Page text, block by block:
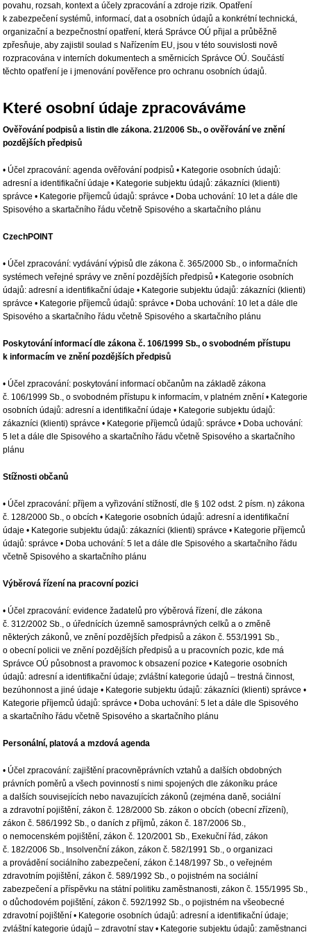
povahu, rozsah, kontext a účely zpracování a zdroje rizik. Opatření
k zabezpečení systémů, informací, dat a osobních údajů a konkrétní technická,
organizační a bezpečnostní opatření, která Správce OÚ přijal a průběžně
zpřesňuje, aby zajistil soulad s Nařízením EU, jsou v této souvislosti nově
rozpracována v interních dokumentech a směrnicích Správce OÚ. Součástí
těchto opatření je i jmenování pověřence pro ochranu osobních údajů.
Které osobní údaje zpracováváme
Ověřování podpisů a listin dle zákona. 21/2006 Sb., o ověřování ve znění
pozdějších předpisů
• Účel zpracování: agenda ověřování podpisů • Kategorie osobních údajů:
adresní a identifikační údaje • Kategorie subjektu údajů: zákazníci (klienti)
správce • Kategorie příjemců údajů: správce • Doba uchování: 10 let a dále dle
Spisového a skartačního řádu včetně Spisového a skartačního plánu
CzechPOINT
• Účel zpracování: vydávání výpisů dle zákona č. 365/2000 Sb., o informačních
systémech veřejné správy ve znění pozdějších předpisů • Kategorie osobních
údajů: adresní a identifikační údaje • Kategorie subjektu údajů: zákazníci (klienti)
správce • Kategorie příjemců údajů: správce • Doba uchování: 10 let a dále dle
Spisového a skartačního řádu včetně Spisového a skartačního plánu
Poskytování informací dle zákona č. 106/1999 Sb., o svobodném přístupu
k informacím ve znění pozdějších předpisů
• Účel zpracování: poskytování informací občanům na základě zákona
č. 106/1999 Sb., o svobodném přístupu k informacím, v platném znění • Kategorie
osobních údajů: adresní a identifikační údaje • Kategorie subjektu údajů:
zákazníci (klienti) správce • Kategorie příjemců údajů: správce • Doba uchování:
5 let a dále dle Spisového a skartačního řádu včetně Spisového a skartačního
plánu
Stížnosti občanů
• Účel zpracování: příjem a vyřizování stížností, dle § 102 odst. 2 písm. n) zákona
č. 128/2000 Sb., o obcích • Kategorie osobních údajů: adresní a identifikační
údaje • Kategorie subjektu údajů: zákazníci (klienti) správce • Kategorie příjemců
údajů: správce • Doba uchování: 5 let a dále dle Spisového a skartačního řádu
včetně Spisového a skartačního plánu
Výběrová řízení na pracovní pozici
• Účel zpracování: evidence žadatelů pro výběrová řízení, dle zákona
č. 312/2002 Sb., o úřednících územně samosprávných celků a o změně
některých zákonů, ve znění pozdějších předpisů a zákon č. 553/1991 Sb.,
o obecní policii ve znění pozdějších předpisů a u pracovních pozic, kde má
Správce OÚ působnost a pravomoc k obsazení pozice • Kategorie osobních
údajů: adresní a identifikační údaje; zvláštní kategorie údajů – trestná činnost,
bezúhonnost a jiné údaje • Kategorie subjektu údajů: zákazníci (klienti) správce •
Kategorie příjemců údajů: správce • Doba uchování: 5 let a dále dle Spisového
a skartačního řádu včetně Spisového a skartačního plánu
Personální, platová a mzdová agenda
• Účel zpracování: zajištění pracovněprávních vztahů a dalších obdobných
právních poměrů a všech povinností s nimi spojených dle zákoníku práce
a dalších souvisejících nebo navazujících zákonů (zejména daně, sociální
a zdravotní pojištění, zákon č. 128/2000 Sb. zákon o obcích (obecní zřízení),
zákon č. 586/1992 Sb., o daních z příjmů, zákon č. 187/2006 Sb.,
o nemocenském pojištění, zákon č. 120/2001 Sb., Exekuční řád, zákon
č. 182/2006 Sb., Insolvenční zákon, zákon č. 582/1991 Sb., o organizaci
a provádění sociálního zabezpečení, zákon č.148/1997 Sb., o veřejném
zdravotním pojištění, zákon č. 589/1992 Sb., o pojistném na sociální
zabezpečení a příspěvku na státní politiku zaměstnanosti, zákon č. 155/1995 Sb.,
o důchodovém pojištění, zákon č. 592/1992 Sb., o pojistném na všeobecné
zdravotní pojištění • Kategorie osobních údajů: adresní a identifikační údaje;
zvláštní kategorie údajů – zdravotní stav • Kategorie subjektu údajů: zaměstnanci